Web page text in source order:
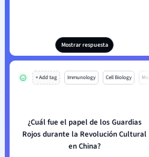
Mostrar respuesta
+ Add tag Immunology Cell Biology Mo
¿Cuál fue el papel de los Guardias
Rojos durante la Revolución Cultural
en China?